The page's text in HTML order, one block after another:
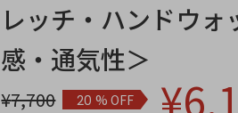
レッチ・ハンドウ
感・通気性＞
¥7,700 20% OFF ¥